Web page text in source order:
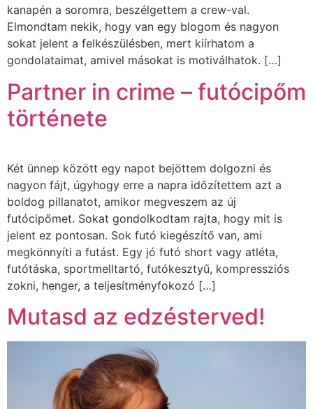
kanapén a soromra, beszélgettem a crew-val.
Elmondtam nekik, hogy van egy blogom és nagyon
sokat jelent a felkészülésben, mert kiírhatom a
gondolataimat, amivel másokat is motiválhatok. […]
Partner in crime – futócipőm
története
Két ünnep között egy napot bejöttem dolgozni és
nagyon fájt, úgyhogy erre a napra időzítettem azt a
boldog pillanatot, amikor megveszem az új
futócipőmet. Sokat gondolkodtam rajta, hogy mit is
jelent ez pontosan. Sok futó kiegészítő van, ami
megkönnyíti a futást. Egy jó futó short vagy atléta,
futótáska, sportmelltartó, futókesztyű, kompressziós
zokni, henger, a teljesítményfokozó […]
Mutasd az edzésterved!